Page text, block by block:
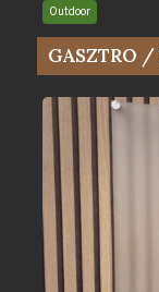
és
az
Év
bejegyzéshez
Outdoor
GASZTRO /